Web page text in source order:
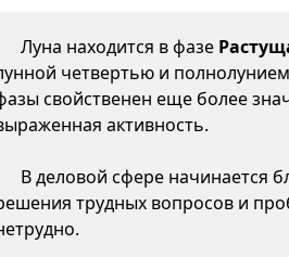
Луна находится в фазе
четвертью и
свойственен еще более
активность.
В деловой сфере начинается
трудных вопросов и